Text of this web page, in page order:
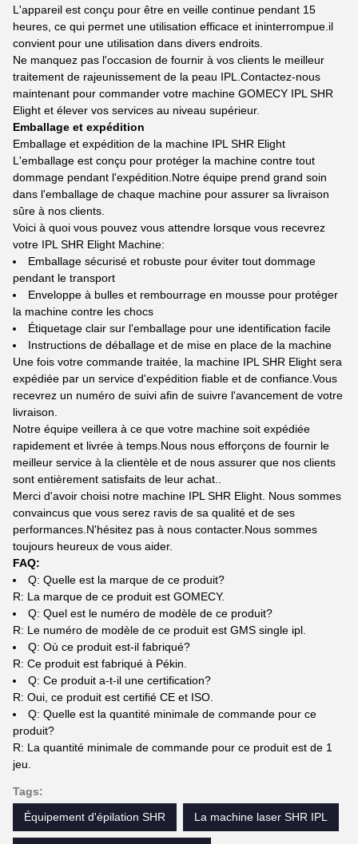
L'appareil est conçu pour être en veille continue pendant 15
heures, ce qui permet une utilisation efficace et ininterrompue.il
convient pour une utilisation dans divers endroits.
Ne manquez pas l'occasion de fournir à vos clients le meilleur
traitement de rajeunissement de la peau IPL.Contactez-nous
maintenant pour commander votre machine GOMECY IPL SHR
Elight et élever vos services au niveau supérieur.
Emballage et expédition
Emballage et expédition de la machine IPL SHR Elight
L'emballage est conçu pour protéger la machine contre tout
dommage pendant l'expédition.Notre équipe prend grand soin
dans l'emballage de chaque machine pour assurer sa livraison
sûre à nos clients.
Voici à quoi vous pouvez vous attendre lorsque vous recevrez
votre IPL SHR Elight Machine:
Emballage sécurisé et robuste pour éviter tout dommage
pendant le transport
Enveloppe à bulles et rembourrage en mousse pour protéger
la machine contre les chocs
Étiquetage clair sur l'emballage pour une identification facile
Instructions de déballage et de mise en place de la machine
Une fois votre commande traitée, la machine IPL SHR Elight sera
expédiée par un service d'expédition fiable et de confiance.Vous
recevrez un numéro de suivi afin de suivre l'avancement de votre
livraison.
Notre équipe veillera à ce que votre machine soit expédiée
rapidement et livrée à temps.Nous nous efforçons de fournir le
meilleur service à la clientèle et de nous assurer que nos clients
sont entièrement satisfaits de leur achat..
Merci d'avoir choisi notre machine IPL SHR Elight. Nous sommes
convaincus que vous serez ravis de sa qualité et de ses
performances.N'hésitez pas à nous contacter.Nous sommes
toujours heureux de vous aider.
FAQ:
Q: Quelle est la marque de ce produit?
R: La marque de ce produit est GOMECY.
Q: Quel est le numéro de modèle de ce produit?
R: Le numéro de modèle de ce produit est GMS single ipl.
Q: Où ce produit est-il fabriqué?
R: Ce produit est fabriqué à Pékin.
Q: Ce produit a-t-il une certification?
R: Oui, ce produit est certifié CE et ISO.
Q: Quelle est la quantité minimale de commande pour ce
produit?
R: La quantité minimale de commande pour ce produit est de 1
jeu.
Tags:
Équipement d'épilation SHR
La machine laser SHR IPL